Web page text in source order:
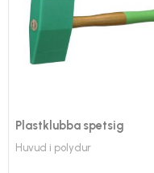
Plastklubba spetsig
Huvud i polydur